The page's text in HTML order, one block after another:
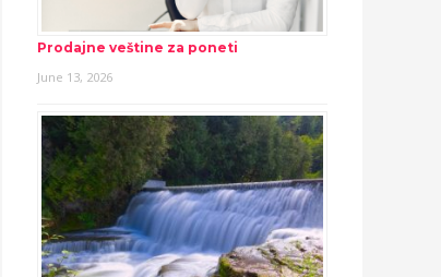
Prodajne veštine za poneti
June 13, 2026